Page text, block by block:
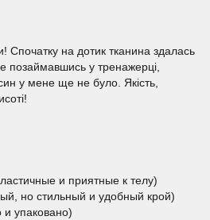
Спочатку на дотик тканина здалась
позаймавшись у тренажерці,
у мене ще не було. Якість,
и приятные к телу)
но стильный и удобный крой)
и упаковано)